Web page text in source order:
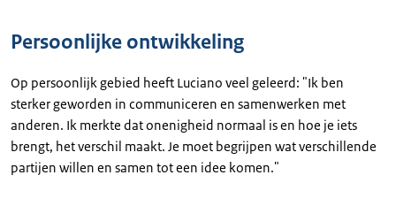
Persoonlijke ontwikkeling
Op persoonlijk gebied heeft Luciano veel geleerd: "Ik ben
sterker geworden in communiceren en samenwerken met
anderen. Ik merkte dat onenigheid normaal is en hoe je iets
brengt, het verschil maakt. Je moet begrijpen wat verschillende
partijen willen en samen tot een idee komen."